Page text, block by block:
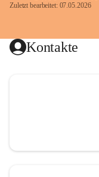
Zuletzt bearbeitet: 07.05.2026
Kontakte